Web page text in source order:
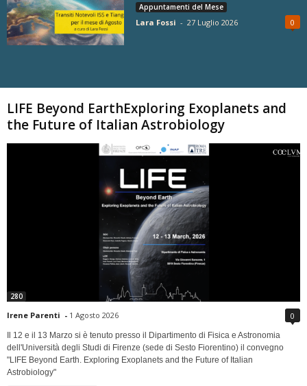
Appuntamenti del Mese
Lara Fossi - 27 Luglio 2026 0
LIFE Beyond EarthExploring Exoplanets and
the Future of Italian Astrobiology
280
Irene Parenti - 1 Agosto 2026 0
Il 12 e il 13 Marzo si è tenuto presso il Dipartimento di Fisica e Astronomia
dell'Università degli Studi di Firenze (sede di Sesto Fiorentino) il convegno
"LIFE Beyond Earth. Exploring Exoplanets and the Future of Italian
Astrobiology"